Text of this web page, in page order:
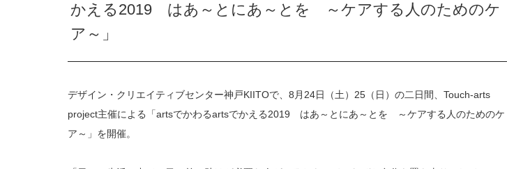
かえる2019 はあ～とにあ～とを ～ケアする人のためのケ
ア～」
デザイン・クリエイティブセンター神戸KIITOで、8月24日（土）25（日）の二日間、Touch-arts
project主催による「artsでかわるartsでかえる2019 はあ～とにあ～とを ～ケアする人のためのケ
ア～」を開催。